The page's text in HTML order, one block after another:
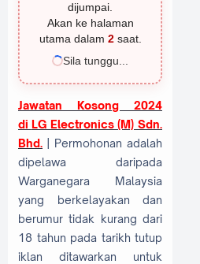
dijumpai.
Akan ke halaman
utama dalam 1saat.
Sila tunggu...
Jawatan Kosong 2024
di LG Electronics (M) Sdn.
Bhd. | Permohonan adalah
dipelawa daripada
Warganegara Malaysia
yang berkelayakan dan
berumur tidak kurang dari
18 tahun pada tarikh tutup
iklan ditawarkan untuk